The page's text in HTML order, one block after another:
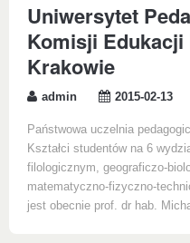
Uniwersytet
Komisji
Krakowie
admin 2015-02-13
Państwowa uczelnia
Kształci studentów na 6
filologicznym, geograficzo-
matematyczno-fizyczno-
jest obecnie prof. dr hab.